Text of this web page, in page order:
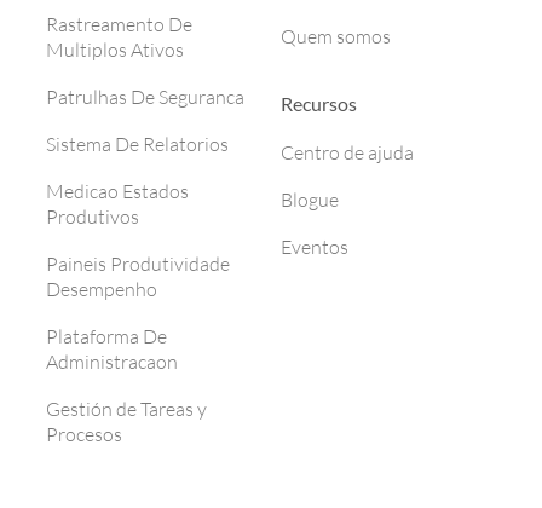
Rastreamento De
Multiplos Ativos
Patrulhas De Seguranca
Sistema De Relatorios
Medicao Estados
Produtivos
Paineis Produtividade
Desempenho
Plataforma De
Administracaon
Gestión de Tareas y
Procesos
Quem somos
Recursos
Centro de ajuda
Blogue
Eventos